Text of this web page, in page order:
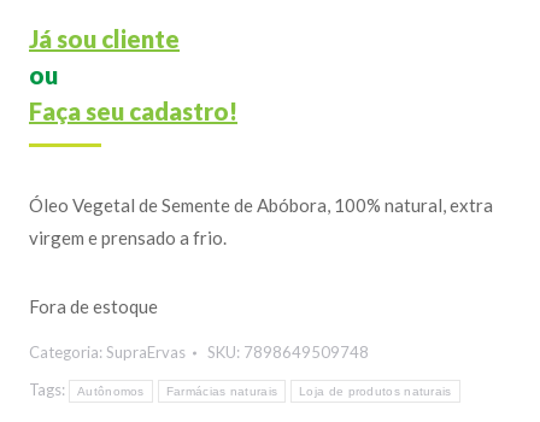
Já sou cliente
ou
Faça seu cadastro!
Óleo Vegetal de Semente de Abóbora, 100% natural, extra
virgem e prensado a frio.
Fora de estoque
Categoria: SupraErvas SKU: 7898649509748
Tags:
Autônomos Farmácias naturais Loja de produtos naturais